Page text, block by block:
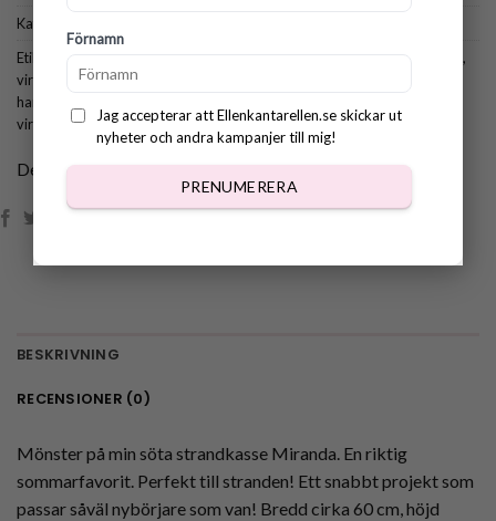
Förnamn
Jag accepterar att Ellenkantarellen.se skickar ut
nyheter och andra kampanjer till mig!
PRENUMERERA
Kategorier:
Etiketter:mönster virkad väska,trendig virkad väska,virkad handväska ,
virkad strandväska
handväska
virkmönster trendig väska,virkmönster väskan Miranda
Dela:
BESKRIVNING
RECENSIONER (0)
Mönster på min söta strandkasse Miranda. En riktig
sommarfavorit. Perfekt till stranden! Ett snabbt projekt som
passar såväl nybörjare som van! Bredd cirka 60 cm, höjd